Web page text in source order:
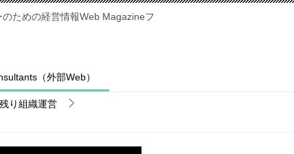
ための経営情報Web Magazineフ
（外部Web）
り組織運営